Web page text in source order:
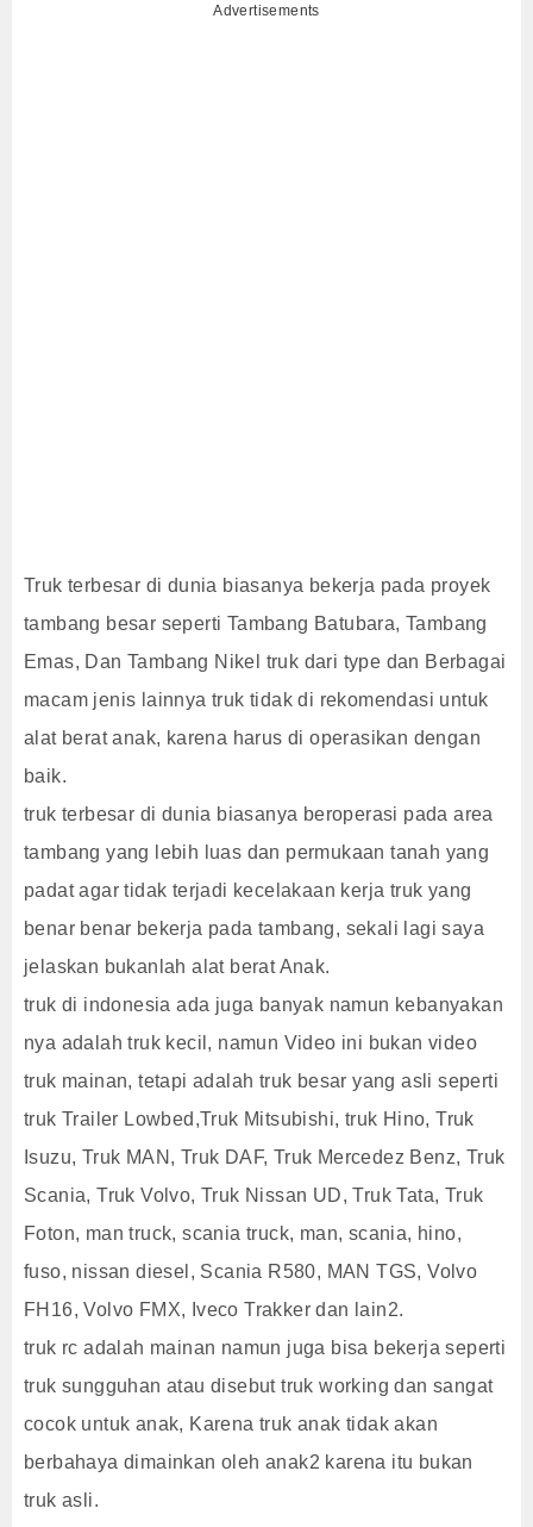
Advertisements
Truk terbesar di dunia biasanya bekerja pada proyek
tambang besar seperti Tambang Batubara, Tambang
Emas, Dan Tambang Nikel truk dari type dan Berbagai
macam jenis lainnya truk tidak di rekomendasi untuk
alat berat anak, karena harus di operasikan dengan
baik.
truk terbesar di dunia biasanya beroperasi pada area
tambang yang lebih luas dan permukaan tanah yang
padat agar tidak terjadi kecelakaan kerja truk yang
benar benar bekerja pada tambang, sekali lagi saya
jelaskan bukanlah alat berat Anak.
truk di indonesia ada juga banyak namun kebanyakan
nya adalah truk kecil, namun Video ini bukan video
truk mainan, tetapi adalah truk besar yang asli seperti
truk Trailer Lowbed,Truk Mitsubishi, truk Hino, Truk
Isuzu, Truk MAN, Truk DAF, Truk Mercedez Benz, Truk
Scania, Truk Volvo, Truk Nissan UD, Truk Tata, Truk
Foton, man truck, scania truck, man, scania, hino,
fuso, nissan diesel, Scania R580, MAN TGS, Volvo
FH16, Volvo FMX, Iveco Trakker dan lain2.
truk rc adalah mainan namun juga bisa bekerja seperti
truk sungguhan atau disebut truk working dan sangat
cocok untuk anak, Karena truk anak tidak akan
berbahaya dimainkan oleh anak2 karena itu bukan
truk asli.